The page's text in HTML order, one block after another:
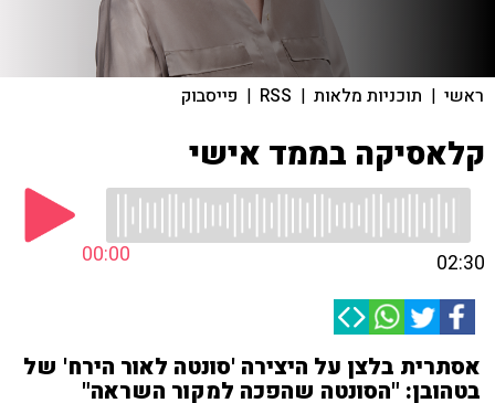
ראשי | תוכניות מלאות |
RSS
| פייסבוק
קלאסיקה בממד אישי
00:00 02:30
אסתרית בלצן על היצירה 'סונטה לאור הירח' של
בטהובן: "הסונטה שהפכה למקור השראה"